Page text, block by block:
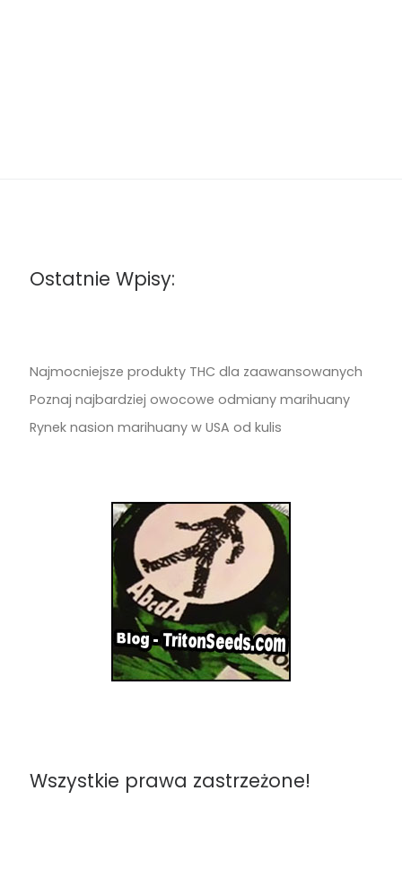
Ostatnie Wpisy:
Najmocniejsze produkty THC dla zaawansowanych
Poznaj najbardziej owocowe odmiany marihuany
Rynek nasion marihuany w USA od kulis
Wszystkie prawa zastrzeżone!